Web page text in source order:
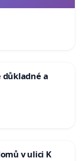
důkladné a
v ulici K